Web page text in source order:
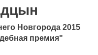
Новгорода 2015
премия"